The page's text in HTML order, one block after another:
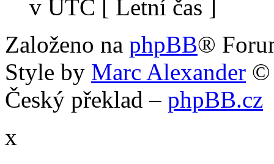
v UTC [ Letní čas ]
Založeno na phpBB®
Style by Marc Alexander ©
Český překlad – phpBB.cz
x